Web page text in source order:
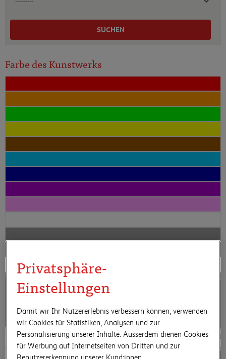
SUCHEN
Farbe des Kunstwerks
Privatsphäre-
Einstellungen
Damit wir Ihr Nutzererlebnis verbessern können, verwenden
wir Cookies für Statistiken, Analysen und zur
Personalisierung unserer Inhalte. Ausserdem dienen Cookies
für Werbung auf Internetseiten von Dritten und zur